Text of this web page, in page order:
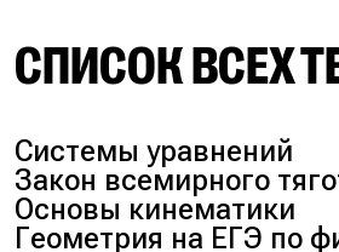
СПИСОК ВСЕХ
Системы уравнений
Закон всемирного
Основы кинематики
Геометрия на ЕГЭ по